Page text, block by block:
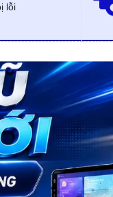
lỗi